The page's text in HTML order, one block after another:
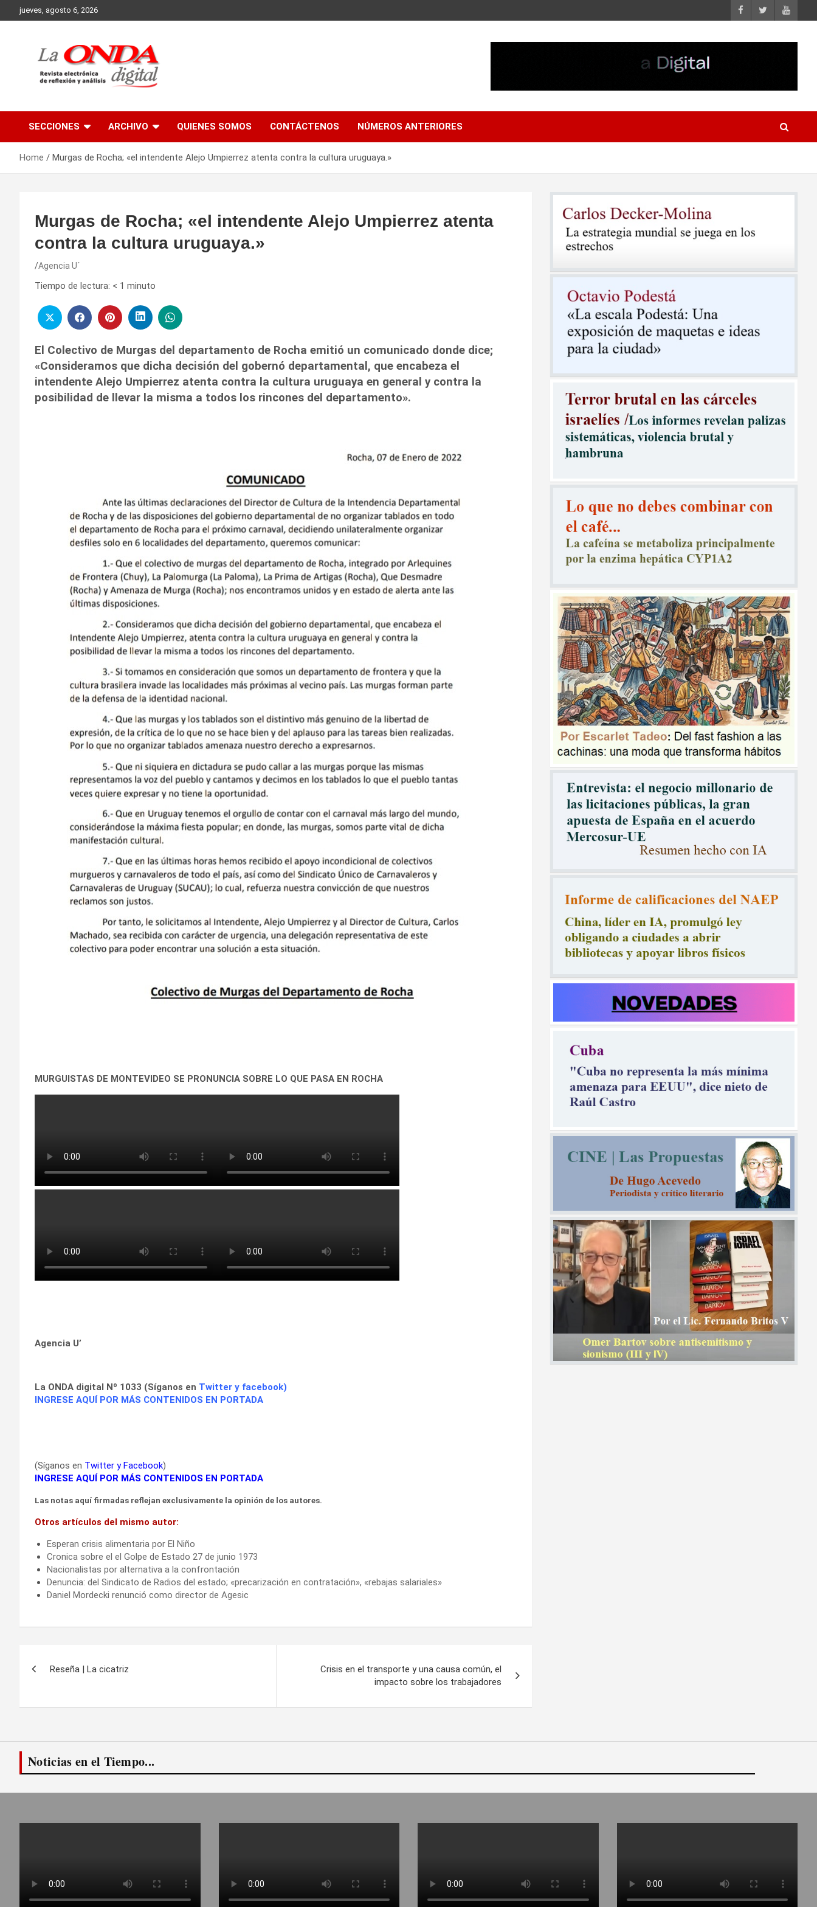
to
jueves, agosto 6, 2026
SECCIONES ARCHIVO QUIENES SOMOS CONTÁCTENOS NÚMEROS ANTERIORES
Home Murgas de Rocha; «el intendente Alejo Umpierrez atenta contra la cultura uruguaya.»
Murgas de Rocha; «el intendente Alejo Umpierrez atenta
contra la cultura uruguaya.»
Agencia U´
Tiempo de lectura: < 1 minuto
El Colectivo de Murgas del departamento de Rocha emitió un comunicado donde dice;
«Consideramos que dicha decisión del gobernó departamental, que encabeza el
intendente Alejo Umpierrez atenta contra la cultura uruguaya en general y contra la
posibilidad de llevar la misma a todos los rincones del departamento».
MURGUISTAS DE MONTEVIDEO SE PRONUNCIA SOBRE LO QUE PASA EN ROCHA
Agencia U’
La ONDA digital Nº 1033 (Síganos en Twitter y facebook)
INGRESE AQUÍ POR MÁS CONTENIDOS EN PORTADA
(Síganos en Twitter yFacebook)
INGRESE AQUÍ POR MÁS CONTENIDOS EN PORTADA
Las notas aquí firmadas reflejan exclusivamente la opinión de los autores.
Otros artículos del mismo autor:
Esperan crisis alimentaria por El Niño
Cronica sobre el el Golpe de Estado 27 de junio 1973
Nacionalistas por alternativa a la confrontación
Denuncia: del Sindicato de Radios del estado; «precarización en contratación», «rebajas salariales»
Daniel Mordecki renunció como director de Agesic
entradas
Reseña | La cicatriz
Crisis en el transporte y una causa común, el
impacto sobre los trabajadores
Noticias en el Tiempo...